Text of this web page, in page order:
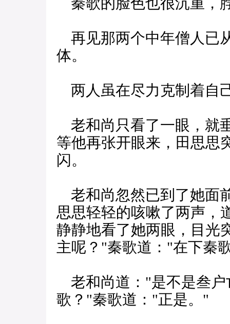
再见那两个中年僧人已
体。
两人虽在尽力克制着自
老和尚只看了一眼，就
等他再张开眼来，田思思
闪。
老和尚忽然已到了她面
思思轻轻的咳嗽了两声，
静静地看了她两眼，目光
主呢？"秦歌道："在下秦
老和尚道："是不是叁户
歌？"秦歌道："正是。"